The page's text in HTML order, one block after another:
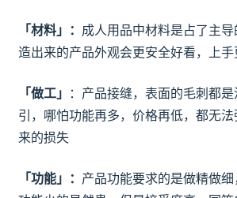
「材料」： 成人用品中材料是占了主
造出来的产品外观会更安全好看，上手
「做工」
：产品接缝，表面的毛刺都
引，哪怕功能再多，价格再低，都无
来的损失
「功能」： 产品功能要求的是做精做细